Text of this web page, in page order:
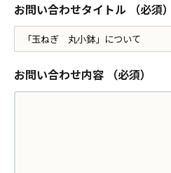
お問い合わせタイトル （必須）
お問い合わせ内容 （必須）